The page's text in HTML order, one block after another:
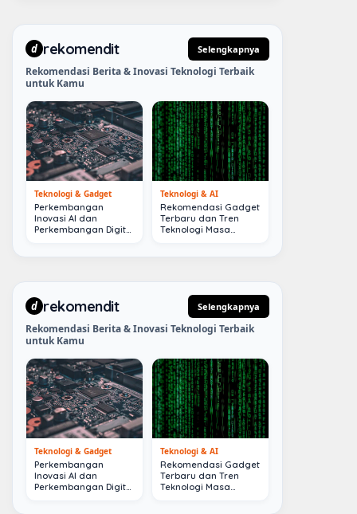
d rekomendit Selengkapnya
Rekomendasi Berita & Inovasi Teknologi Terbaik
untuk Kamu
Teknologi & Gadget
Perkembangan
Inovasi AI dan
Perkembangan Digital
Teknologi & AI
Rekomendasi Gadget
Terbaru dan Tren
Teknologi Masa
d rekomendit Selengkapnya
Rekomendasi Berita & Inovasi Teknologi Terbaik
untuk Kamu
Teknologi & Gadget
Perkembangan
Inovasi AI dan
Perkembangan Digital
Teknologi & AI
Rekomendasi Gadget
Terbaru dan Tren
Teknologi Masa